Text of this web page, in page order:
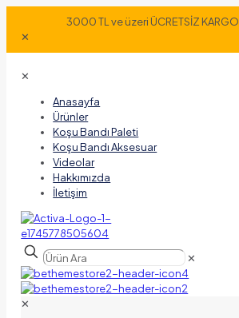
3000 TL ve üzeri ÜCRETSİZ KARGO
✕
✕
Anasayfa
Ürünler
Koşu Bandı Paleti
Koşu Bandı Aksesuar
Videolar
Hakkımızda
İletişim
✕
✕